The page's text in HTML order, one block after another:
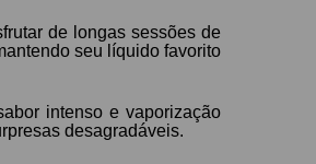
de longas sessões de
seu líquido favorito
intenso e vaporização
desagradáveis.